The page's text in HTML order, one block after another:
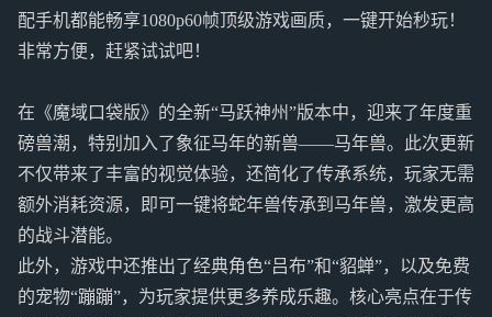
配手机都能畅享1080p60帧顶级游戏画质，一键开始秒玩！
非常方便，赶紧试试吧！
在《魔域口袋版》的全新“马跃神州”版本中，迎来了年度重
磅兽潮，特别加入了象征马年的新兽——马年兽。此次更新
不仅带来了丰富的视觉体验，还简化了传承系统，玩家无需
额外消耗资源，即可一键将蛇年兽传承到马年兽，激发更高
的战斗潜能。
此外，游戏中还推出了经典角色“吕布”和“貂蝉”，以及免费
的宠物“蹦蹦”，为玩家提供更多养成乐趣。核心亮点在于传